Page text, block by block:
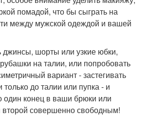
помадой, что бы сыграть на
между мужской одеждой и вашей
шорты или узкие юбки,
на талии, или попробовать
вариант - застегивать
до талии или пупка - и
один конец в ваши брюки или
совершенно свободным!